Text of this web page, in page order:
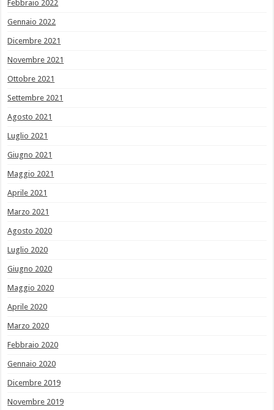
Febbraio 2022
Gennaio 2022
Dicembre 2021
Novembre 2021
Ottobre 2021
Settembre 2021
Agosto 2021
Luglio 2021
Giugno 2021
Maggio 2021
Aprile 2021
Marzo 2021
Agosto 2020
Luglio 2020
Giugno 2020
Maggio 2020
Aprile 2020
Marzo 2020
Febbraio 2020
Gennaio 2020
Dicembre 2019
Novembre 2019